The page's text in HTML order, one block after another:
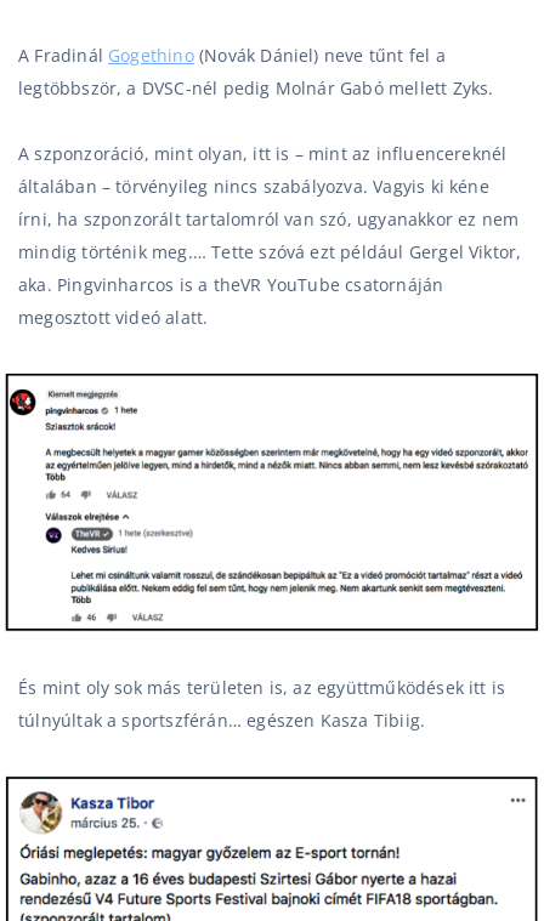
A Fradinál Gogethino(Novák Dániel) neve tűnt fel a
legtöbbször, a DVSC-nél pedig Molnár Gabó mellett Zyks.
A szponzoráció, mint olyan, itt is – mint az influencereknél
általában – törvényileg nincs szabályozva. Vagyis ki kéne
írni, ha szponzorált tartalomról van szó, ugyanakkor ez nem
mindig történik meg.… Tette szóvá ezt például Gergel Viktor,
aka. Pingvinharcos is a theVR YouTube csatornáján
megosztott videó alatt.
És mint oly sok más területen is, az együttműködések itt is
túlnyúltak a sportszférán… egészen Kasza Tibiig.